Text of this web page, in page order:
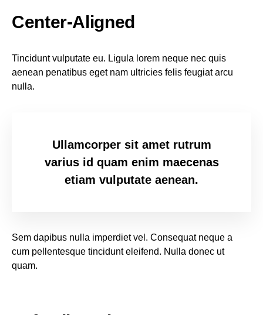
Center-Aligned
Tincidunt vulputate eu. Ligula lorem neque nec quis
aenean penatibus eget nam ultricies felis feugiat arcu
nulla.
Ullamcorper sit amet rutrum
varius id quam enim maecenas
etiam vulputate aenean.
Sem dapibus nulla imperdiet vel. Consequat neque a
cum pellentesque tincidunt eleifend. Nulla donec ut
quam.